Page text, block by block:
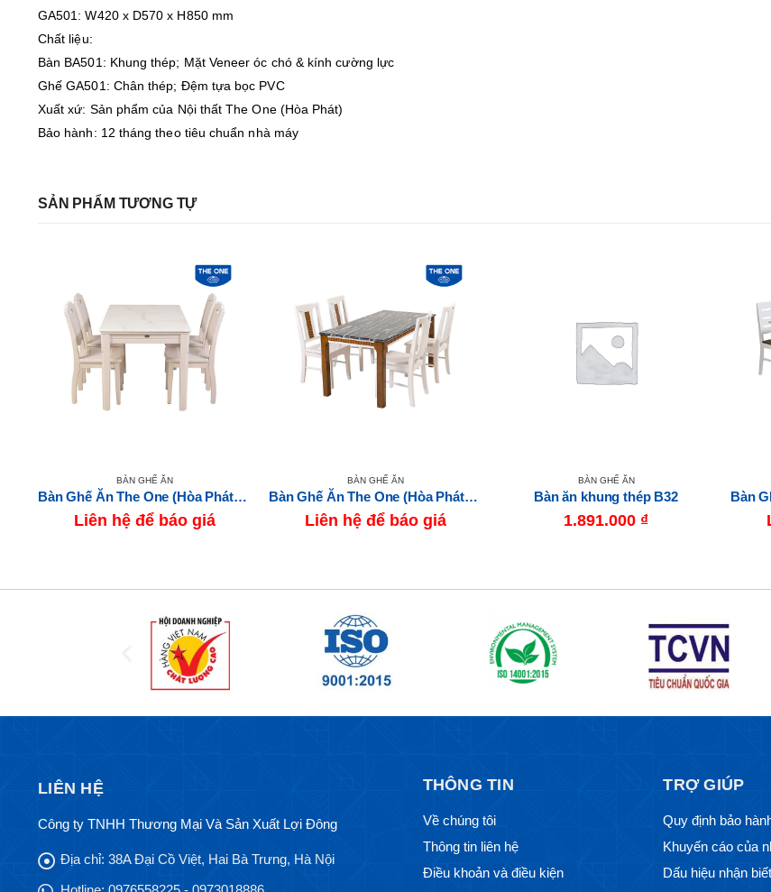
GA501: W420 x D570 x H850 mm
Chất liệu:
Bàn BA501: Khung thép; Mặt Veneer óc chó & kính cường lực
Ghế GA501: Chân thép; Đệm tựa bọc PVC
Xuất xứ: Sản phẩm của Nội thất The One (Hòa Phát)
Bảo hành: 12 tháng theo tiêu chuẩn nhà máy
SẢN PHẨM TƯƠNG TỰ
BÀN GHẾ ĂN
Bàn Ghế Ăn The One (Hòa Phát) HGB66B-HGG66
Liên hệ để báo giá
BÀN GHẾ ĂN
Bàn Ghế Ăn The One (Hòa Phát) HGB68B-HGG68
Liên hệ để báo giá
BÀN GHẾ ĂN
Bàn ăn khung thép B32
1.891.000 ₫
LIÊN HỆ
Công ty TNHH Thương Mại Và Sản Xuất Lợi Đông
Địa chỉ: 38A Đại Cồ Việt, Hai Bà Trưng, Hà Nội
THÔNG TIN
Về chúng tôi
Thông tin liên hệ
Điều khoản và điều kiện
TRỢ GIÚP
Quy định bảo
Khuyến cáo của
Dấu hiệu nhận biết